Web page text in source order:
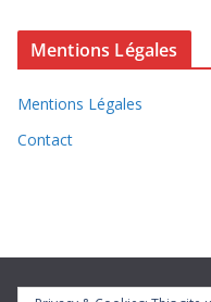
Mentions Légales
Mentions Légales
Contact